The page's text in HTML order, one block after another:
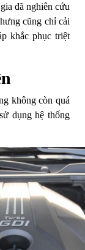
đã nghiên cứu
cũng chỉ cải
khắc phục triệt
không còn quá
dụng hệ thống